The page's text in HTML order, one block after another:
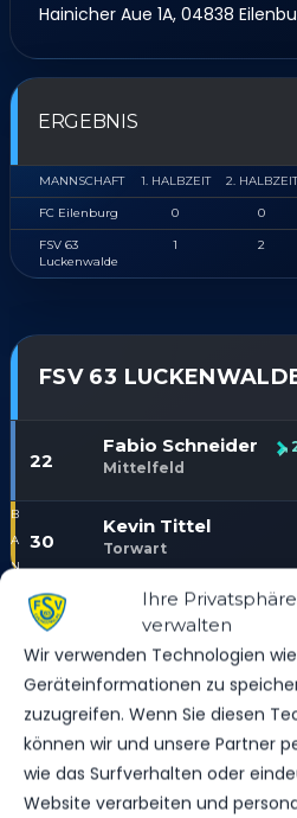
Ihre Privatsphäre
verwalten
Wir verwenden Technologien
Geräteinformationen zu
zuzugreifen. Wenn Sie diesen
können wir und unsere Partner
wie das Surfverhalten oder
Website verarbeiten und
Hainicher Aue 1A, 04838
ERGEBNIS
MANNSCHAFT 1. HALBZEIT 2. HALBZEIT
FC Eilenburg 0 0
FSV 63
Luckenwalde
1 2
FSV 63
22
Fabio Schneider
Mittelfeld
30
Kevin Tittel
Torwart
SPIELSTATISTIKEN
FC